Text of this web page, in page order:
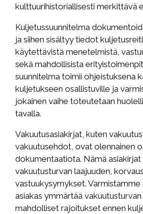
kulttuurihistoriallisesti merkittävä
Kuljetussuunnitelma
ja siihen sisältyy tiedot
käytettävistä menetelmistä,
sekä mahdollisista
suunnitelma toimii ohjeistuksena
kuljetukseen osallistuville ja
jokainen vaihe toteutetaan
tavalla.
Vakuutusasiakirjat, kuten
vakuutusehdot, ovat olennainen
dokumentaatiota. Nämä
vakuutusturvan laajuuden,
vastuukysymykset. Varmistamme
asiakas ymmärtää
mahdolliset rajoitukset ennen